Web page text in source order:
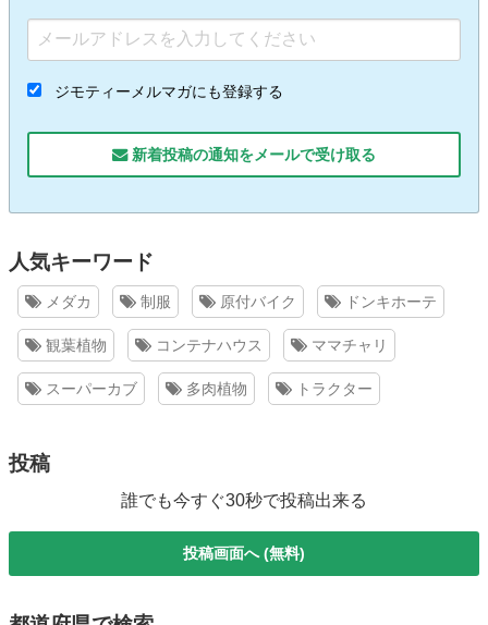
ジモティーメルマガにも登録する
新着投稿の通知をメールで受け取る
人気キーワード
メダカ 制服 原付バイク ドンキホーテ
観葉植物 コンテナハウス ママチャリ
スーパーカブ 多肉植物 トラクター
投稿
誰でも今すぐ30秒で投稿出来る
投稿画面へ (無料)